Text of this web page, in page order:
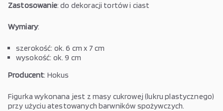
Zastosowanie: do dekoracji tortów i ciast
Wymiary:
szerokość: ok. 6 cm x 7 cm
wysokość: ok. 9 cm
Producent: Hokus
Figurka wykonana jest z masy cukrowej (lukru plastycznego)
przy użyciu atestowanych barwników spożywczych.